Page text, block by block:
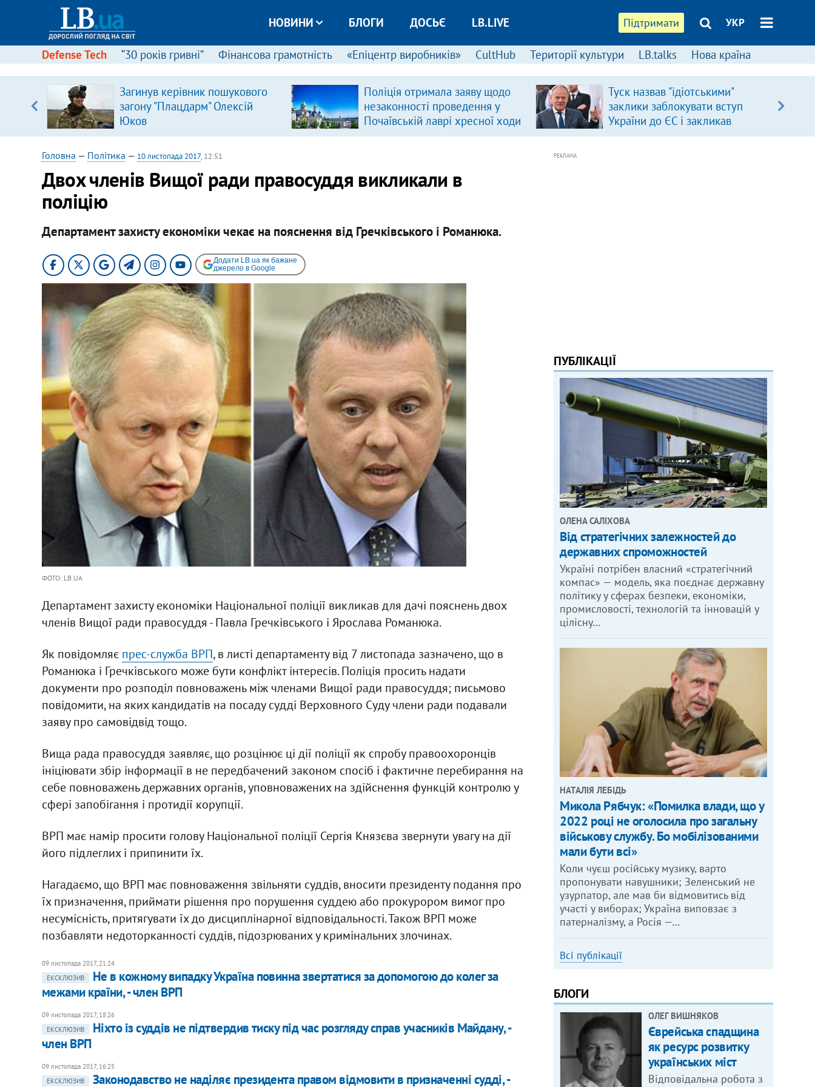
Підтримати УКР
НОВИНИ БЛОГИ ДОСЬЄ LB.LIVE
Defense Tech “30 років гривні” Фінансова грамотність «Епіцентр виробників» CultHub Території культури LB.talks Нова країна
Загинув керівник пошукового
загону "Плацдарм" Олексій
Юков
Поліція отримала заяву щодо
незаконності проведення у
Почаївській лаврі хресної ходи
Туск назвав "ідіотськими"
заклики заблокувати вступ
України до ЄС і закликав
припинити антиукраїнську
Головна — Політика — 10 листопада 2017, 12:51
Двох членів Вищої ради правосуддя викликали в
поліцію
Департамент захисту економіки чекає на пояснення від Гречківського і Романюка.
Додати LB.ua як бажане
джерело в Google
ФОТО: LB.UA
Департамент захисту економіки Національної поліції викликав для дачі пояснень двох
членів Вищої ради правосуддя - Павла Гречківського і Ярослава Романюка.
Як повідомляє прес-служба ВРП, в листі департаменту від 7 листопада зазначено, що в
Романюка і Гречківського може бути конфлікт інтересів. Поліція просить надати
документи про розподіл повноважень між членами Вищої ради правосуддя; письмово
повідомити, на яких кандидатів на посаду судді Верховного Суду члени ради подавали
заяву про самовідвід тощо.
Вища рада правосуддя заявляє, що розцінює ці дії поліції як спробу правоохоронців
ініціювати збір інформації в не передбачений законом спосіб і фактичне перебирання на
себе повноважень державних органів, уповноважених на здійснення функцій контролю у
сфері запобігання і протидії корупції.
ВРП має намір просити голову Національної поліції Сергія Князєва звернути увагу на дії
його підлеглих і припинити їх.
Нагадаємо, що ВРП має повноваження звільняти суддів, вносити президенту подання про
їх призначення, приймати рішення про порушення суддею або прокурором вимог про
несумісність, притягувати їх до дисциплінарної відповідальності. Також ВРП може
позбавляти недоторканності суддів, підозрюваних у кримінальних злочинах.
09 листопада 2017, 21:24
ЕКСКЛЮЗИВ
Не в кожному випадку Україна повинна звертатися за допомогою до колег за
межами країни, - член ВРП
09 листопада 2017, 18:26
ЕКСКЛЮЗИВ
Ніхто із суддів не підтвердив тиску під час розгляду справ учасників Майдану, -
член ВРП
09 листопада 2017, 16:25
ЕКСКЛЮЗИВ
Законодавство не наділяє президента правом відмовити в призначенні судді, -
РЕКЛАМА
ПУБЛІКАЦІЇ
ОЛЕНА САЛІХОВА
Від стратегічних залежностей до
державних спроможностей
Україні потрібен власний «стратегічний
компас» — модель, яка поєднає державну
політику у сферах безпеки, економіки,
промисловості, технологій та інновацій у
цілісну…
НАТАЛІЯ ЛЕБІДЬ
Микола Рябчук: «Помилка влади, що у
2022 році не оголосила про загальну
військову службу. Бо мобілізованими
мали бути всі»
Коли чуєш російську музику, варто
пропонувати навушники; Зеленський не
узурпатор, але мав би відмовитись від
участі у виборах; Україна виповзає з
патерналізму, а Росія —…
Всі публікації
БЛОГИ
ОЛЕГ ВИШНЯКОВ
Єврейська спадщина
як ресурс розвитку
українських міст
Відповідальна робота з